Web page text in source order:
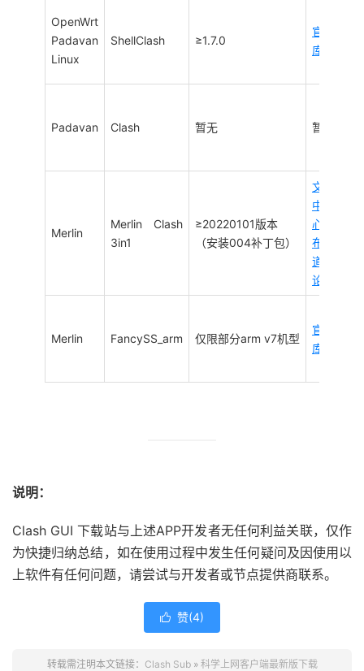
OpenWrt
Padavan
Linux
ShellClash ≥1.7.0
官方
库
Padavan Clash 暂无 暂无
Merlin
Merlin Clash
3in1
≥20220101版本
（安装004补丁包）
文档
中
心
布频
道
论组
Merlin FancySS_arm 仅限部分arm v7机型
官方
库
说明：
Clash GUI 下载站与上述APP开发者无任何利益关联，仅作
为快捷归纳总结，如在使用过程中发生任何疑问及因使用以
上软件有任何问题，请尝试与开发者或节点提供商联系。
 赞(4)
转载需注明本文链接： Clash Sub» 科学上网客户端最新版下载